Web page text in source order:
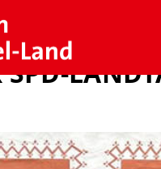
SPD